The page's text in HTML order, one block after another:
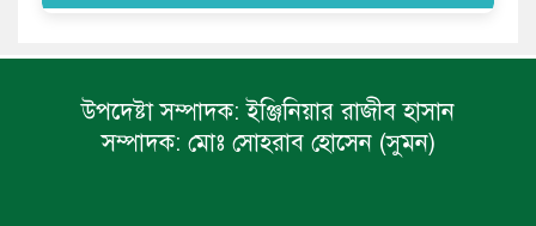
উপদেষ্টা সম্পাদক: ইঞ্জিনিয়ার রাজীব হাসান
সম্পাদক: মোঃ সোহরাব হোসেন (সুমন)